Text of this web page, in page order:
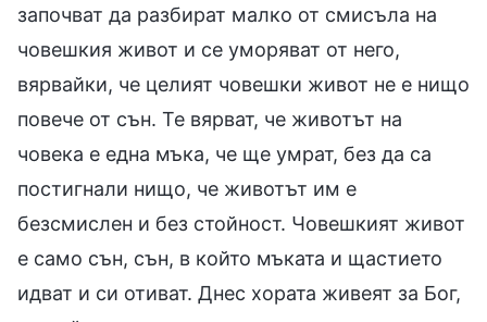
започват да разбират малко от смисъла на
човешкия живот и се уморяват от него,
вярвайки, че целият човешки живот не е нищо
повече от сън. Те вярват, че животът на
човека е една мъка, че ще умрат, без да са
постигнали нищо, че животът им е
безсмислен и без стойност. Човешкият живот
е само сън, сън, в който мъката и щастието
идват и си отиват. Днес хората живеят за Бог,